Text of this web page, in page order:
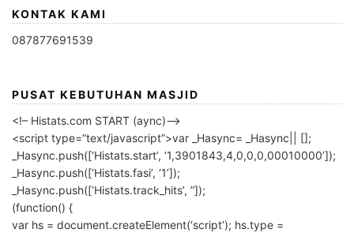
KONTAK KAMI
087877691539
PUSAT KEBUTUHAN MASJID
<!– Histats.com START (aync)–>
<script type=”text/javascript”>var _Hasync= _Hasync|| [];
_Hasync.push([‘Histats.start’, ‘1,3901843,4,0,0,0,00010000’]);
_Hasync.push([‘Histats.fasi’, ‘1’]);
_Hasync.push([‘Histats.track_hits’, ”]);
(function() {
var hs = document.createElement(‘script’); hs.type =